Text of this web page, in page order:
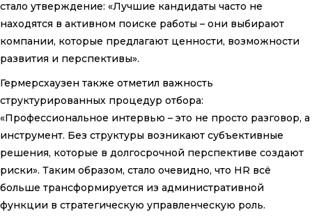
стало утверждение: «Лучшие кандидаты часто не
находятся в активном поиске работы – они выбирают
компании, которые предлагают ценности, возможности
развития и перспективы».
Гермерсхаузен также отметил важность
структурированных процедур отбора:
«Профессиональное интервью – это не просто разговор, а
инструмент. Без структуры возникают субъективные
решения, которые в долгосрочной перспективе создают
риски». Таким образом, стало очевидно, что HR всё
больше трансформируется из административной
функции в стратегическую управленческую роль.